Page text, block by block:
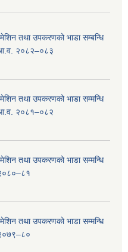
मेशिन तथा उपकरणको भाडा सम्बन्धि
आ.व. २०८२–०८३
मेशिन तथा उपकरणको भाडा सम्मन्धि
आ.व. २०८१–०८२
मेशिन तथा उपकरणको भाडा सम्मन्धि
मेशिन तथा उपकरणको भाडा सम्मन्धि